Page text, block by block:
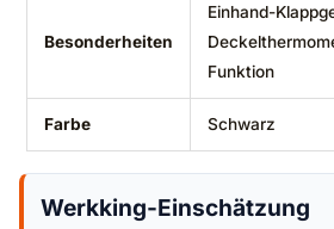
Besonderheiten
Einhand-
Funktion
Farbe Schwarz
Werkking-Einschätzung